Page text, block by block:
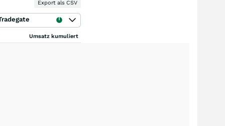
Export als CSV
Umsatz kumuliert